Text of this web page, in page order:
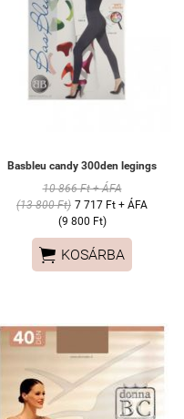
Basbleu candy 300den legings
10 866 Ft + ÁFA
(13 800 Ft) 7 717 Ft + ÁFA
(9 800 Ft)
 KOSÁRBA